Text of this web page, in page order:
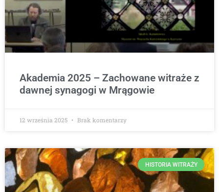
Akademia 2025 – Zachowane witraże z
dawnej synagogi w Mrągowie
12 września 2025 Brak komentarzy
HISTORIA WITRAŻY